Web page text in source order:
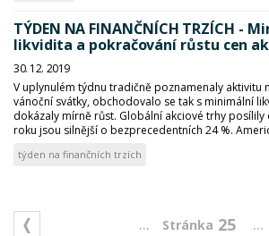
TÝDEN NA FINANČNÍCH TRZÍCH -
likvidita a pokračování růstu cen
30. 12. 2019
V uplynulém týdnu tradičně poznamenaly aktivitu
vánoční svátky, obchodovalo se tak s minimální
dokázaly mírně růst. Globální akciové trhy posílily
roku jsou silnější o bezprecedentních 24 %.
týden na finančních trzích
... 25 ...